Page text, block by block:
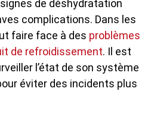
de déshydratation
complications. Dans les
faire face à des problèmes
de refroidissement. Il est
l’état de son système
éviter des incidents plus